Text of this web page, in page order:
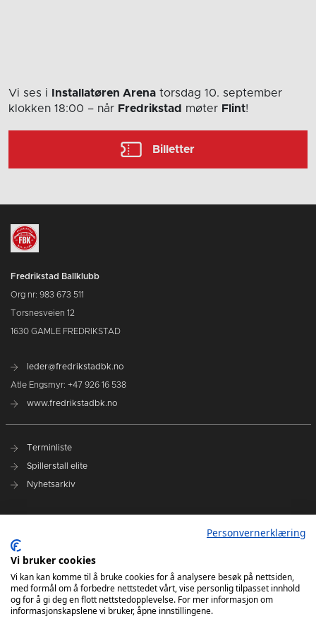
Vi ses i Installatøren Arena torsdag 10. september
klokken 18:00 – når Fredrikstad møter Flint!
Billetter
Fredrikstad Ballklubb
Org nr: 983 673 511
Torsnesveien 12
1630 GAMLE FREDRIKSTAD
leder@fredrikstadbk.no
Atle Engsmyr: +47 926 16 538
www.fredrikstadbk.no
Terminliste
Spillerstall elite
Nyhetsarkiv
Instagram Elite
Instagram Rekrutt
Facebook
Personvernerklæring
Vi bruker cookies
Vi kan kan komme til å bruke cookies for å analysere besøk på nettsiden,
med formål om å forbedre nettstedet vårt, vise personlig tilpasset innhold
og for å gi deg en flott nettstedopplevelse. For mer informasjon om
informasjonskapslene vi bruker, åpne innstillingene.